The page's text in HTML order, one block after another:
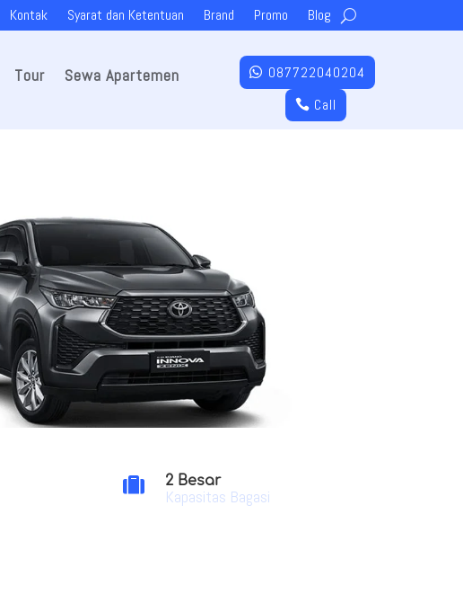
Kontak Syarat dan Ketentuan Brand Promo Blog
Tour Sewa Apartemen
087722040204
Call
 2 Besar
Kapasitas Bagasi